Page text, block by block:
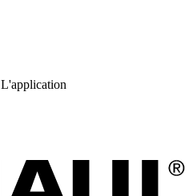
L'application